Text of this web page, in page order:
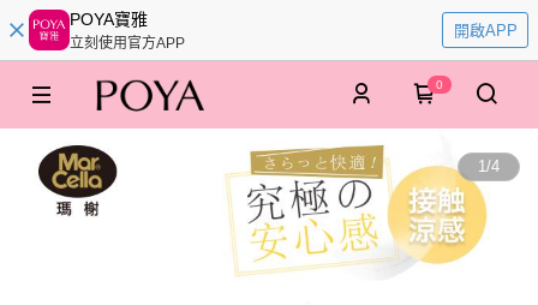
POYA寶雅
立刻使用官方APP
開啟APP
0
1/4